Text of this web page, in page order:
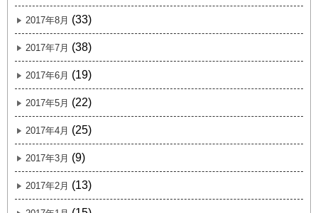
2017年8月 (33)
2017年7月 (38)
2017年6月 (19)
2017年5月 (22)
2017年4月 (25)
2017年3月 (9)
2017年2月 (13)